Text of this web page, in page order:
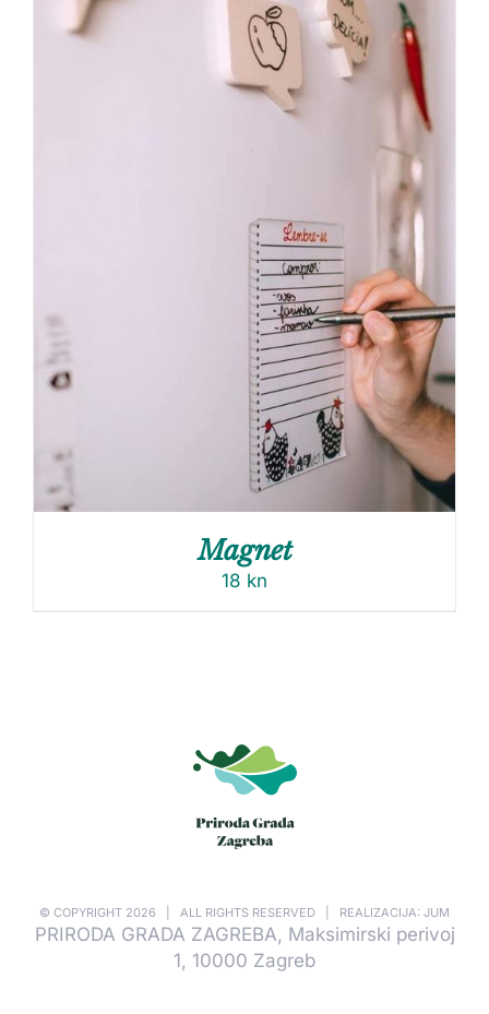
Magnet
18 kn
© COPYRIGHT 2026 | ALL RIGHTS RESERVED | REALIZACIJA: JUM
PRIRODA GRADA ZAGREBA, Maksimirski perivoj
1, 10000 Zagreb